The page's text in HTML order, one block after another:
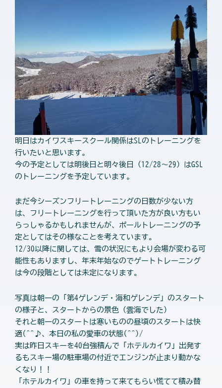
明日はカイワスキースクール関係はSLのトレーニングを
行いたいと思います。
今の予定としては明後日と明々後日（12/28～29）はGSL
のトレーニングを予定しています。
まだ今シーズンフリートレーニングの日数が少ない方
は、フリートレーニングを行って頂いた方が良い方もい
らっしゃるかもしれませんが、ポールトレーニングの予
定としてはその様なことを考えています。
12/30以降に関しては、雪の状況にもより会場が変わる可
能性もありますし、年末年始なのでゲートトレーニング
は今の段階としては未定になります。
写真は朝一の「第4ゲレンデ・海和ゲレンデ」のスタート
の様子と、スタートからの景色（雲海でした）
それと朝一のスタートは寒いものの昼頃のスタートは快
適(^^♪、本日の私の愛車の状態(^^)/
実は昨日スキーを40台強積んで「ホテルカイワ」出発す
るもスキー場の駐車場の付近でエンジンが止まり動かな
くなり！！
「ホテルカイワ」の車を持って来てもらい慌てて積み替